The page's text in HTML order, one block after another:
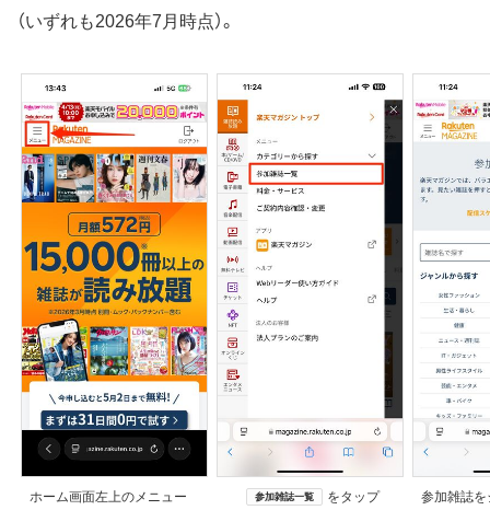
（いずれも2026年7月時点）。
ホーム画面左上のメニュー
参加雑誌一覧 をタップ
参加雑誌